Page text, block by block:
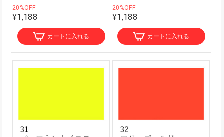
20%OFF
¥1,188
カートに入れる
20%OFF
¥1,188
カートに入れる